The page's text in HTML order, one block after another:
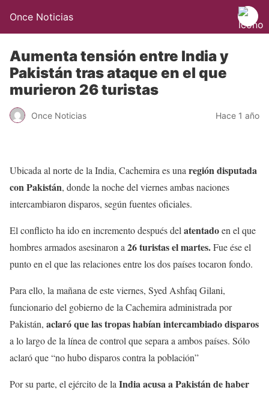
Once Noticias
Aumenta tensión entre India y
Pakistán tras ataque en el que
murieron 26 turistas
Once Noticias Hace 1 año
Ubicada al norte de la India, Cachemira es una región disputada
con Pakistán, donde la noche del viernes ambas naciones
intercambiaron disparos, según fuentes oficiales.
El conflicto ha ido en incremento después del atentadoen el que
hombres armados asesinaron a 26 turistas el martes.Fue ése el
punto en el que las relaciones entre los dos países tocaron fondo.
Para ello, la mañana de este viernes, Syed Ashfaq Gilani,
funcionario del gobierno de la Cachemira administrada por
Pakistán, aclaró que las tropas habían intercambiado disparos
a lo largo de la línea de control que separa a ambos países. Sólo
aclaró que “no hubo disparos contra la población”
Por su parte, el ejército de la India acusa a Pakistán de haber